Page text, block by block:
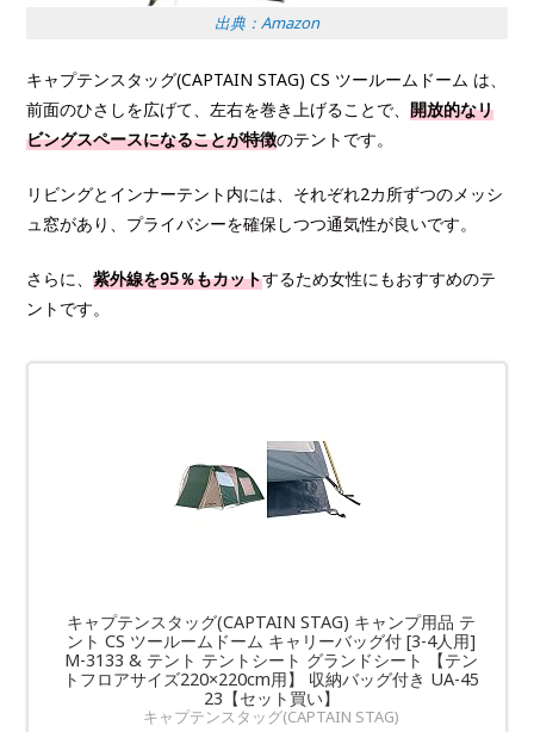
出典：Amazon
キャプテンスタッグ(CAPTAIN STAG) CS ツールームドーム は、
前面のひさしを広げて、左右を巻き上げることで、開放的なリ
ビングスペースになることが特徴のテントです。
リビングとインナーテント内には、それぞれ2カ所ずつのメッシ
ュ窓があり、プライバシーを確保しつつ通気性が良いです。
さらに、紫外線を95％もカットするため女性にもおすすめのテ
ントです。
キャプテンスタッグ(CAPTAIN STAG) キャンプ用品 テ
ント CS ツールームドーム キャリーバッグ付 [3-4人用]
M-3133 & テント テントシート グランドシート 【テン
トフロアサイズ220×220cm用】 収納バッグ付き UA-45
23【セット買い】
キャプテンスタッグ(CAPTAIN STAG)